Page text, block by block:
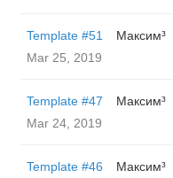
Template #51
Максим³
Mar 25, 2019
Template #47
Максим³
Mar 24, 2019
Template #46
Максим³